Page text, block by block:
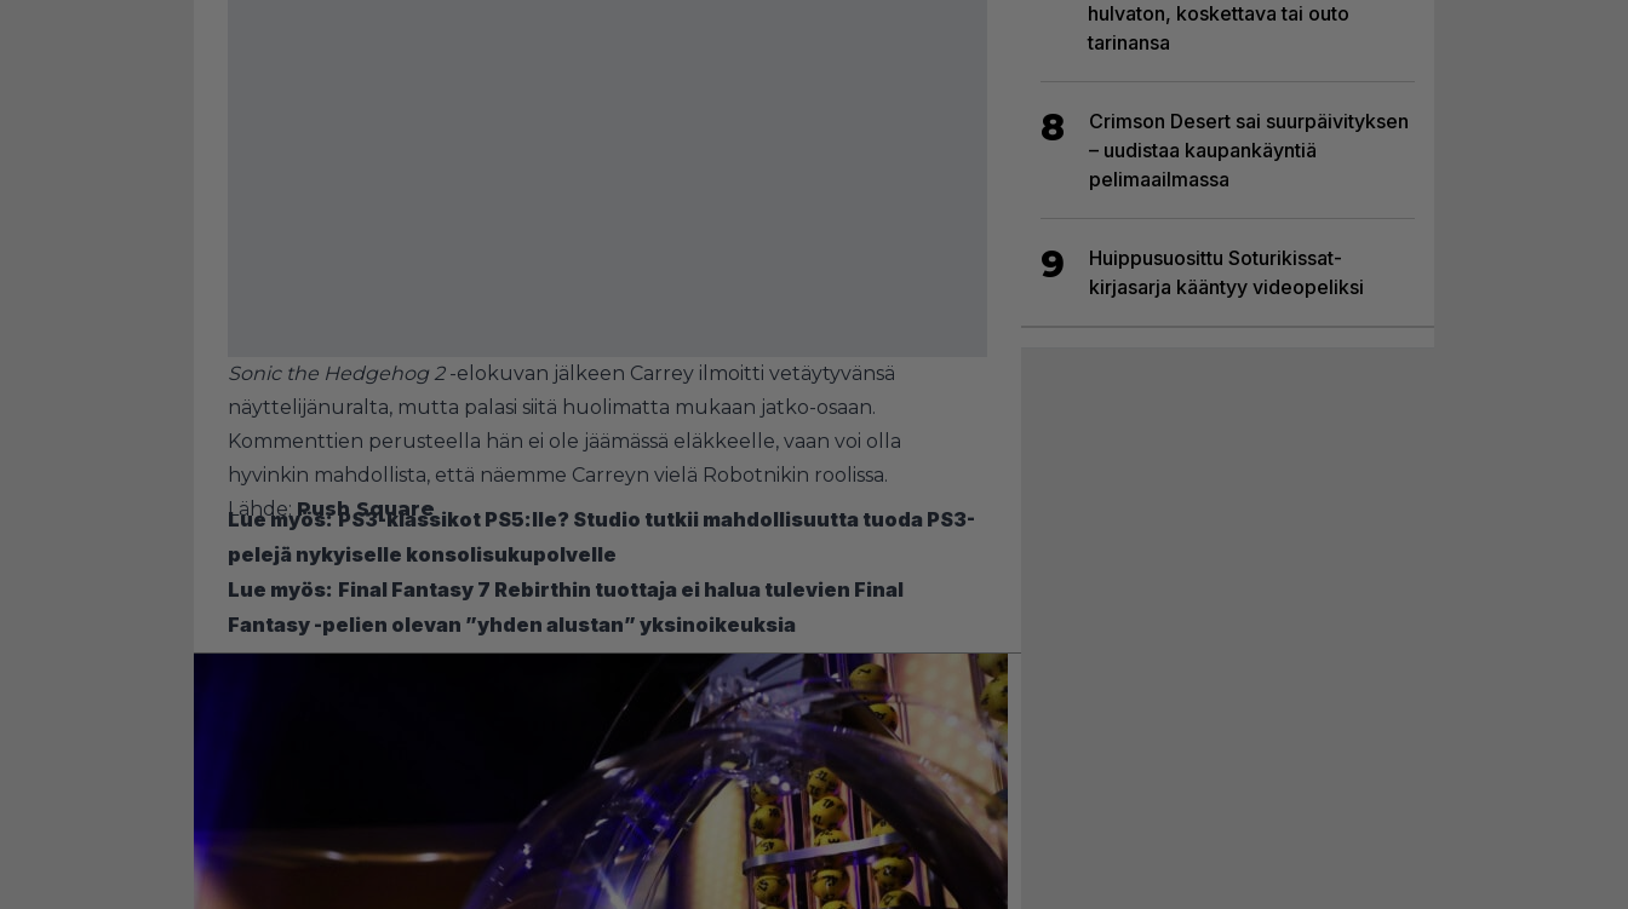
Sonic the Hedgehog 2-elokuvan jälkeen Carrey ilmoitti vetäytyvänsä
näyttelijänuralta, mutta palasi siitä huolimatta mukaan jatko-osaan.
Kommenttien perusteella hän ei ole jäämässä eläkkeelle, vaan voi olla
hyvinkin mahdollista, että näemme Carreyn vielä Robotnikin roolissa.
Lähde: Push Square
Lue myös: PS3-klassikot PS5:lle? Studio tutkii mahdollisuutta tuoda PS3-
pelejä nykyiselle konsolisukupolvelle
Lue myös: Final Fantasy 7 Rebirthin tuottaja ei halua tulevien Final
Fantasy -pelien olevan ”yhden alustan” yksinoikeuksia
hulvaton, koskettava tai outo
tarinansa
8
Crimson Desert sai suurpäivityksen
– uudistaa kaupankäyntiä
pelimaailmassa
9
Huippusuosittu Soturikissat-
kirjasarja kääntyy videopeliksi